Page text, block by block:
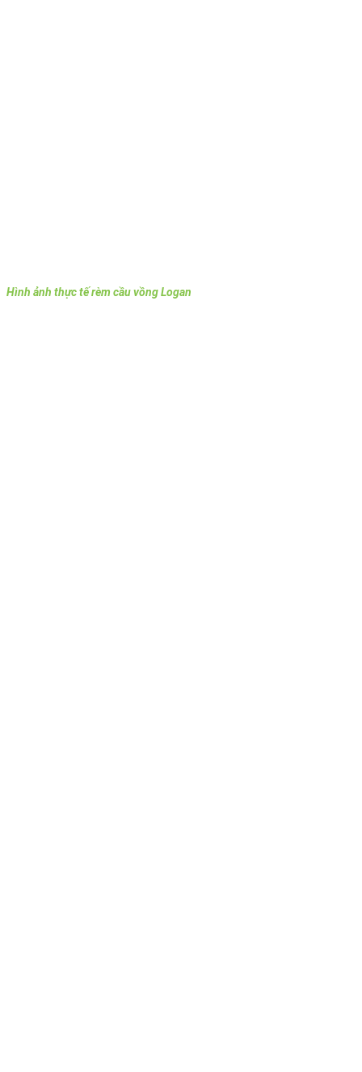
Hình ảnh thực tế rèm cầu vồng Logan